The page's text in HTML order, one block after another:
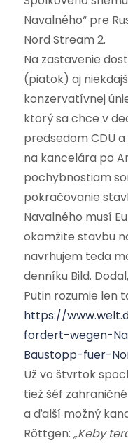
Navalného“ pre
Nord Stream 2.
Na zastavenie
(piatok) aj
konzervatívnej
ktorý sa chce v
predsedom CDU
na kancelára po
pochybnostiam
pokračovanie
Navalného musí
okamžite stavbu
navrhujem teda
denníku Bild.
Putin rozumie len
https://
fordert-wegen-
Baustopp-fuer-
Už vo štvrtok
tiež šéf
a ďalší možný
Röttgen: „Keby